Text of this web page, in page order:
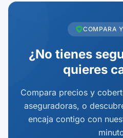
COMPARA
¿No tienes
quieres
Compara precios y
aseguradoras, o
encaja contigo con